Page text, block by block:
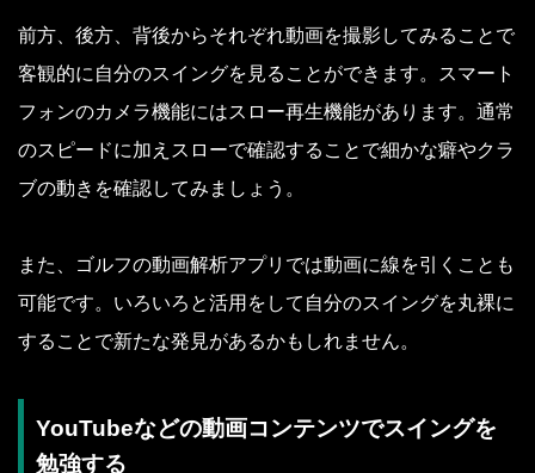
前方、後方、背後からそれぞれ動画を撮影してみることで
客観的に自分のスイングを見ることができます。スマート
フォンのカメラ機能にはスロー再生機能があります。通常
のスピードに加えスローで確認することで細かな癖やクラ
ブの動きを確認してみましょう。
また、ゴルフの動画解析アプリでは動画に線を引くことも
可能です。いろいろと活用をして自分のスイングを丸裸に
することで新たな発見があるかもしれません。
YouTubeなどの動画コンテンツでスイングを
勉強する